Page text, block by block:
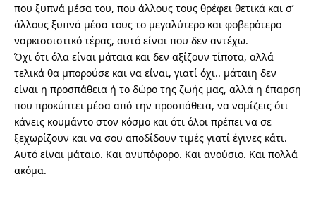
που ξυπνά μέσα του, που άλλους τους θρέφει θετικά και σ’
άλλους ξυπνά μέσα τους το μεγαλύτερο και φοβερότερο
ναρκισσιστικό τέρας, αυτό είναι που δεν αντέχω.
Όχι ότι όλα είναι μάταια και δεν αξίζουν τίποτα, αλλά
τελικά θα μπορούσε και να είναι, γιατί όχι.. μάταιη δεν
είναι η προσπάθεια ή το δώρο της ζωής μας, αλλά η έπαρση
που προκύπτει μέσα από την προσπάθεια, να νομίζεις ότι
κάνεις κουμάντο στον κόσμο και ότι όλοι πρέπει να σε
ξεχωρίζουν και να σου αποδίδουν τιμές γιατί έγινες κάτι.
Αυτό είναι μάταιο. Και ανυπόφορο. Και ανούσιο. Και πολλά
ακόμα.